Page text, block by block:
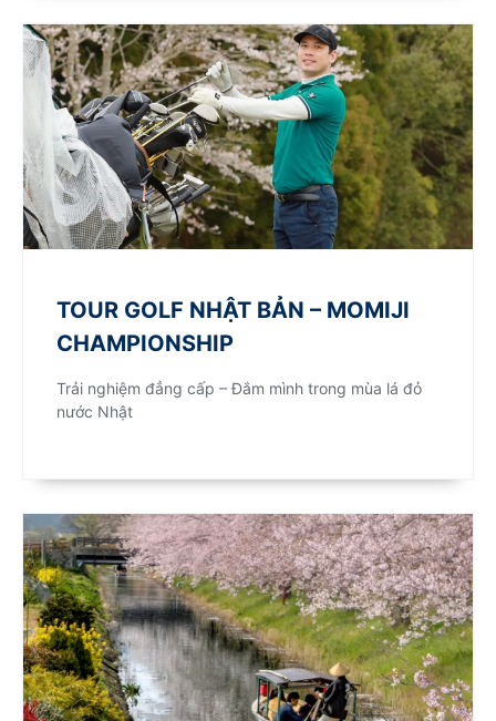
TOUR GOLF NHẬT BẢN – MOMIJI
CHAMPIONSHIP
Trải nghiệm đẳng cấp – Đắm mình trong mùa lá đỏ
nước Nhật